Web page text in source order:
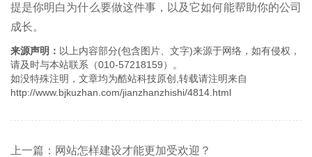
提是你明白为什么要做这件事，以及它如何能帮助你的公司
成长。
来源声明： 以上内容部分(包含图片、文字)来源于网络，如有侵权，
请及时与本站联系（010-57218159）。
如没特殊注明，文章均为酷站科技原创,转载请注明来自
http://www.bjkuzhan.com/jianzhanzhishi/4814.html
上一篇：网站怎样建设才能更加受欢迎？